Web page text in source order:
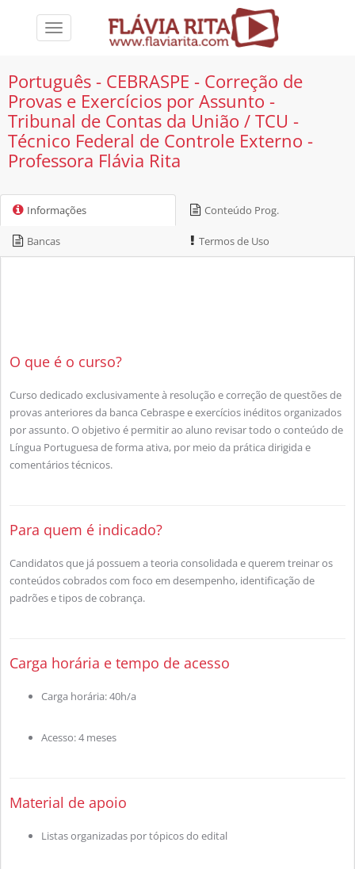
Toggle
Português - CEBRASPE - Correção de
Provas e Exercícios por Assunto -
Tribunal de Contas da União / TCU -
Técnico Federal de Controle Externo -
Professora Flávia Rita
Informações Conteúdo Prog.
Bancas Termos de Uso
O que é o curso?
Curso dedicado exclusivamente à resolução e correção de questões de
provas anteriores da banca Cebraspe e exercícios inéditos organizados
por assunto. O objetivo é permitir ao aluno revisar todo o conteúdo de
Língua Portuguesa de forma ativa, por meio da prática dirigida e
comentários técnicos.
Para quem é indicado?
Candidatos que já possuem a teoria consolidada e querem treinar os
conteúdos cobrados com foco em desempenho, identificação de
padrões e tipos de cobrança.
Carga horária e tempo de acesso
Carga horária: 40h/a
Acesso: 4 meses
Material de apoio
Listas organizadas por tópicos do edital